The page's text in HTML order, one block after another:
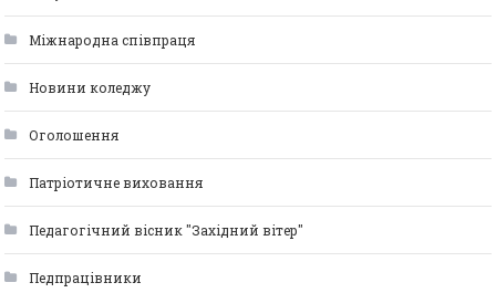
Міжнародна співпраця
Новини коледжу
Оголошення
Патріотичне виховання
Педагогічний вісник "Західний вітер"
Педпрацівники